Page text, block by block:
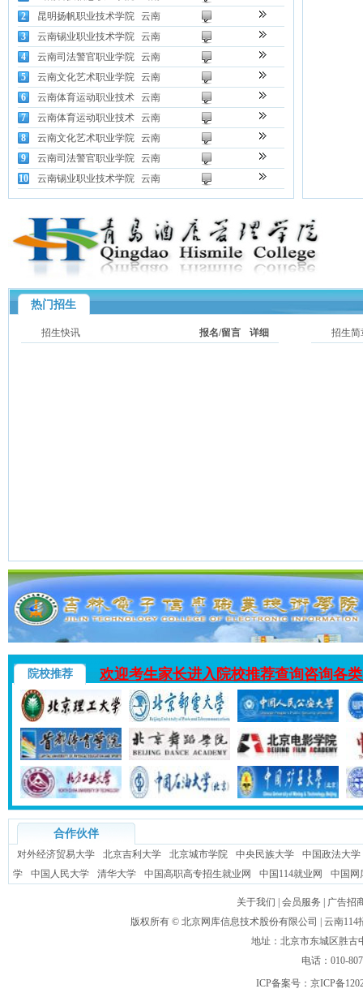
2
昆明扬帆职业技术学院 云南
3
云南锡业职业技术学院 云南
4
云南司法警官职业学院 云南
5
云南文化艺术职业学院 云南
6
云南体育运动职业技术 云南
7
云南体育运动职业技术 云南
8
云南文化艺术职业学院 云南
9
云南司法警官职业学院 云南
10
云南锡业职业技术学院 云南
热门招生
招生快讯 报名/留言 详细 招生简
院校推荐 欢迎考生家长进入院校推荐查询咨询各
合作伙伴
对外经济贸易大学 北京吉利大学 北京城市学院 中央民族大学
中国政法大学
学
中国人民大学 清华大学 中国高职高专招生就业网 中国114就业网 中国网
关于我们 会员服务
广告招
版权所有 © 北京网库信息技术股份有限公司
| 云南
地址：北京市东城区胜
电话：010-
ICP备案号： 京ICP备